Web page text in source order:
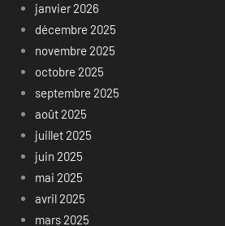
janvier 2026
décembre 2025
novembre 2025
octobre 2025
septembre 2025
août 2025
juillet 2025
juin 2025
mai 2025
avril 2025
mars 2025